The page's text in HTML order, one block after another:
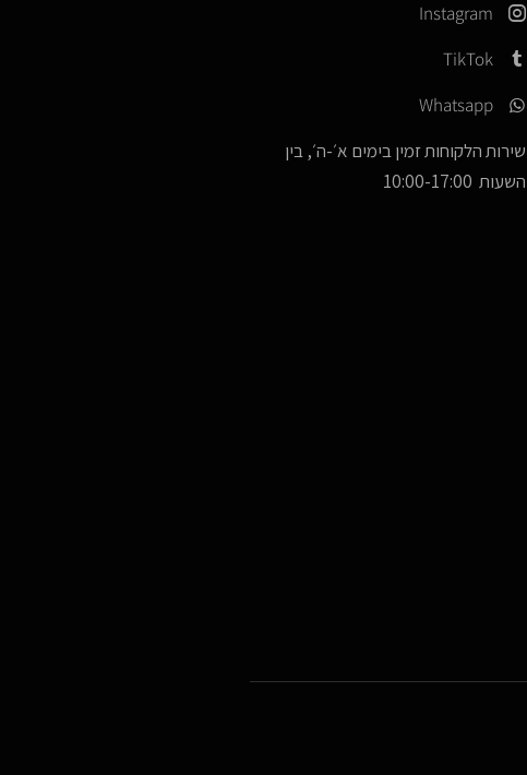
Instagram
TikTok
Whatsapp
שירות הלקוחות זמין בימים א׳-ה׳, בין
השעות 10:00-17:00